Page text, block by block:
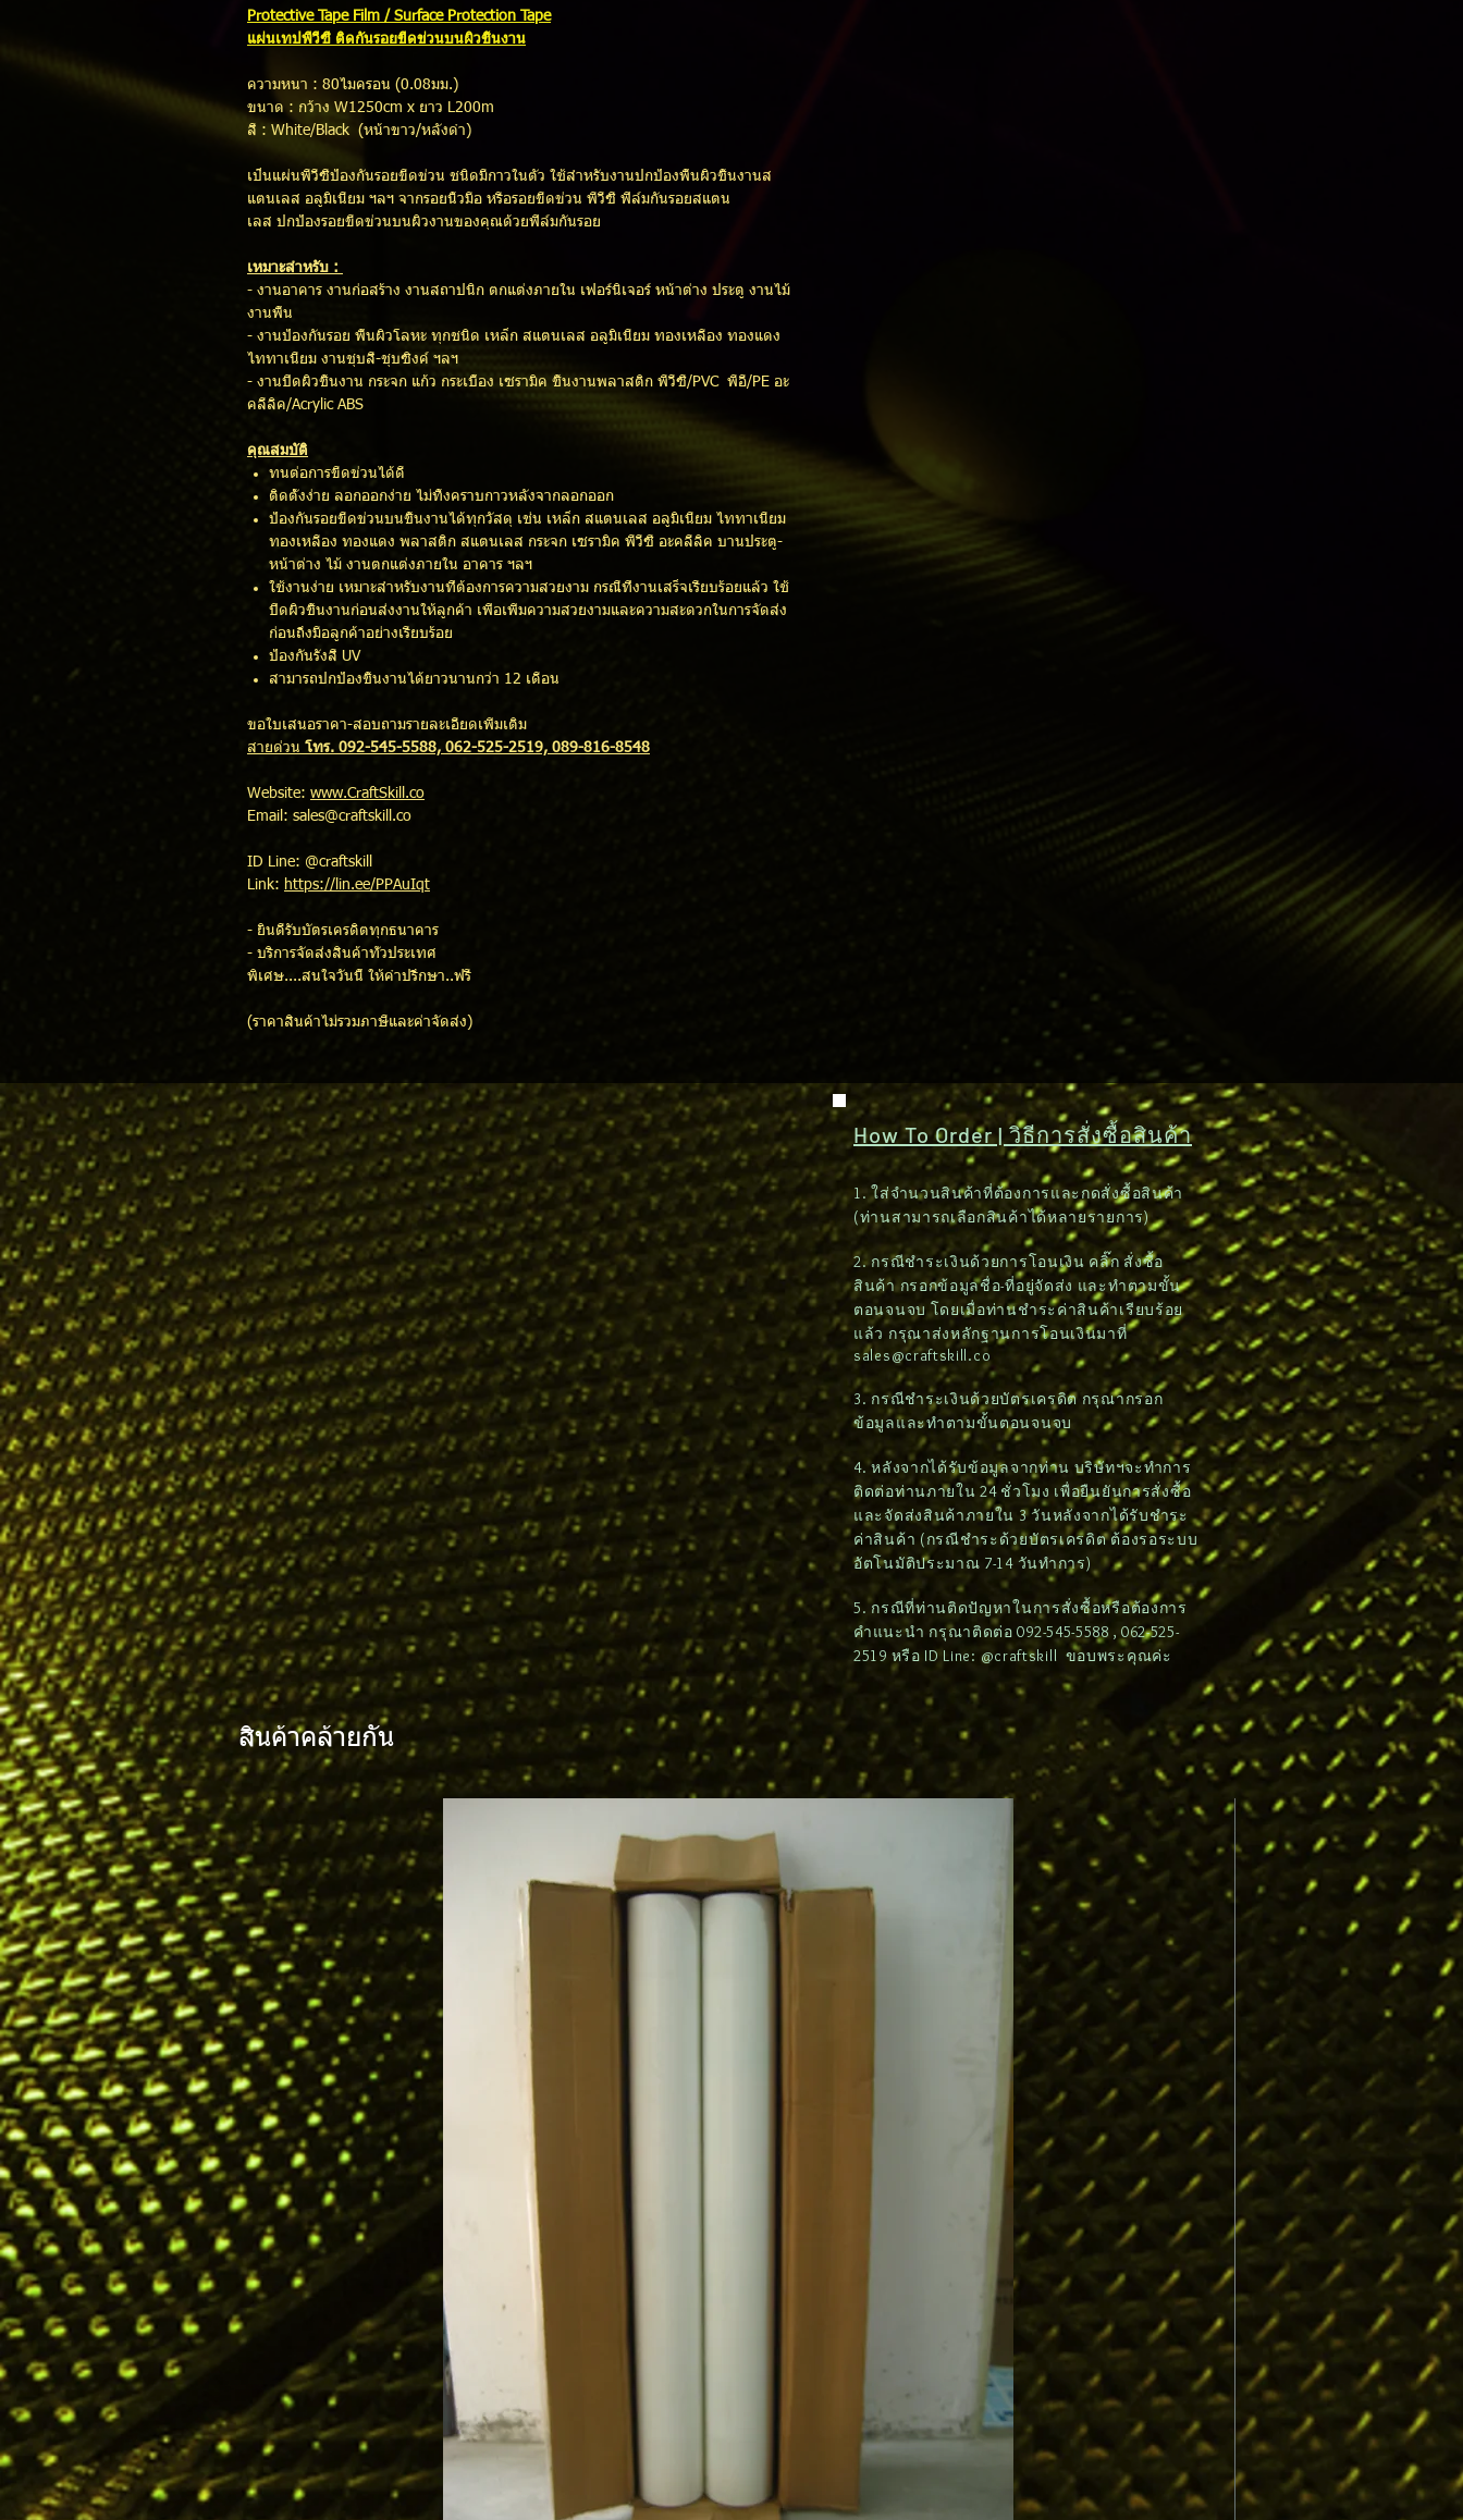
Protective Tape Film / Surface Protection Tape
แผ่นเทปพีวีซี ติดกันรอยขีดข่วนบนผิวชิ้นงาน
ความหนา : 80ไมครอน (0.08มม.)
ขนาด : กว้าง W1250cm x ยาว L200m
สี : White/Black (หน้าขาว/หลังดำ)​
เป็นแผ่นพีวีซีป้องกันรอยขีดข่วน ชนิดมีกาวในตัว ใช้สำหรับงานปกป้องพื้นผิวชิ้นงานส
แตนเลส อลูมิเนียม ฯลฯ จากรอยนิ้วมือ หรือรอยขีดข่วน พีวีซี ฟิล์มกันรอยสแตน
เลส ปกป้องรอยขีดข่วนบนผิวงานของคุณด้วยฟิล์มกันรอย
เหมาะสำหรับ :
- งานอาคาร งานก่อสร้าง งานสถาปนิก ตกแต่งภายใน เฟอร์นิเจอร์ หน้าต่าง ประตู งานไม้
งานพื้น
- งานป้องกันรอย พื้นผิวโลหะ ทุกชนิด เหล็ก สแตนเลส อลูมิเนียม ทองเหลือง ทองแดง
ไททาเนียม งานชุบสี-ชุบซิงค์ ฯลฯ
- งานปิดผิวชิ้นงาน กระจก แก้ว กระเบื้อง เซรามิค ชิ้นงานพลาสติก พีวีซี/PVC พีอี/PE อะ
คลีลิค/Acrylic ABS
คุณสมบัติ
ทนต่อการขีดข่วนได้ดี
ติดตั้งง่าย ลอกออกง่าย ไม่ทิ้งคราบกาวหลังจากลอกออก
ป้องกันรอยขีดข่วนบนชิ้นงานได้ทุกวัสดุ เช่น เหล็ก สแตนเลส อลูมิเนียม ไททาเนียม
ทองเหลือง ทองแดง พลาสติก สแตนเลส กระจก เซรามิค พีวีซี อะคลีลิค บานประตู-
หน้าต่าง ไม้ งานตกแต่งภายใน อาคาร ฯลฯ
ใช้งานง่าย เหมาะสำหรับงานที่ต้องการความสวยงาม กรณีที่งานเสร็จเรียบร้อยแล้ว ใช้
ปิดผิวชิ้นงานก่อนส่งงานให้ลูกค้า เพื่อเพิ่มความสวยงามและความสะดวกในการจัดส่ง
ก่อนถึงมือลูกค้าอย่างเรียบร้อย
ป้องกันรังสี UV
สามารถปกป้องชิ้นงานได้ยาวนานกว่า 12 เดือน
ขอใบเสนอราคา-สอบถามรายละเอียดเพิ่มเติม
สายด่วน โทร. 092-545-5588, 062-525-2519, 089-816-8548
Website: www.CraftSkill.co
Email: sales@craftskill.co
ID Line: @craftskill
Link: https://lin.ee/PPAuIqt
- ยินดีรับบัตรเครดิตทุกธนาคาร
- บริการจัดส่งสินค้าทั่วประเทศ
พิเศษ....สนใจวันนี้ ให้คำปรึกษา..ฟรี
(ราคาสินค้าไม่รวมภาษีและค่าจัดส่ง)
How To Order | วิธีการสั่งซื้อสินค้า
1. ใส่จำนวนสินค้าที่ต้องการและกดสั่งซื้อสินค้า
(ท่านสามารถเลือกสินค้าได้หลายรายการ)
2. กรณีชำระเงินด้วยการโอนเงิน คลิ๊ก สั่งซื้อ
สินค้า กรอกข้อมูลชื่อ-ที่อยู่จัดส่ง และทำตามขั้น
ตอนจนจบ โดยเมื่อท่านชำระค่าสินค้าเรียบร้อย
แล้ว กรุณาส่งหลักฐานการโอนเงินมาที่
sales@craftskill.co
3. กรณีชำระเงินด้วยบัตรเครดิต กรุณากรอก
ข้อมูลและทำตามขั้นตอนจนจบ
4. หลังจากได้รับข้อมูลจากท่าน บริษัทฯจะทำการ
ติดต่อท่านภายใน 24 ชั่วโมง เพื่อยืนยันการสั่งซื้อ
และจัดส่งสินค้าภายใน 3 วันหลังจากได้รับชำระ
ค่าสินค้า (กรณีชำระด้วยบัตรเครดิต ต้องรอระบบ
อัตโนมัติประมาณ 7-14 วันทำการ)
5. กรณีที่ท่านติดปัญหาในการสั่งซื้อหรือต้องการ
คำแนะนำ กรุณาติดต่อ 092-545-5588 , 062-525-
2519 หรือ ID Line: @craftskill ขอบพระคุณค่ะ
สินค้าคล้ายกัน